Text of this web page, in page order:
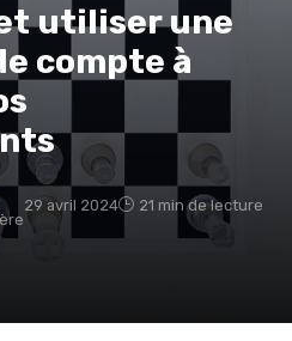
utiliser une
compte à
29 avril 2024 21 min de lecture